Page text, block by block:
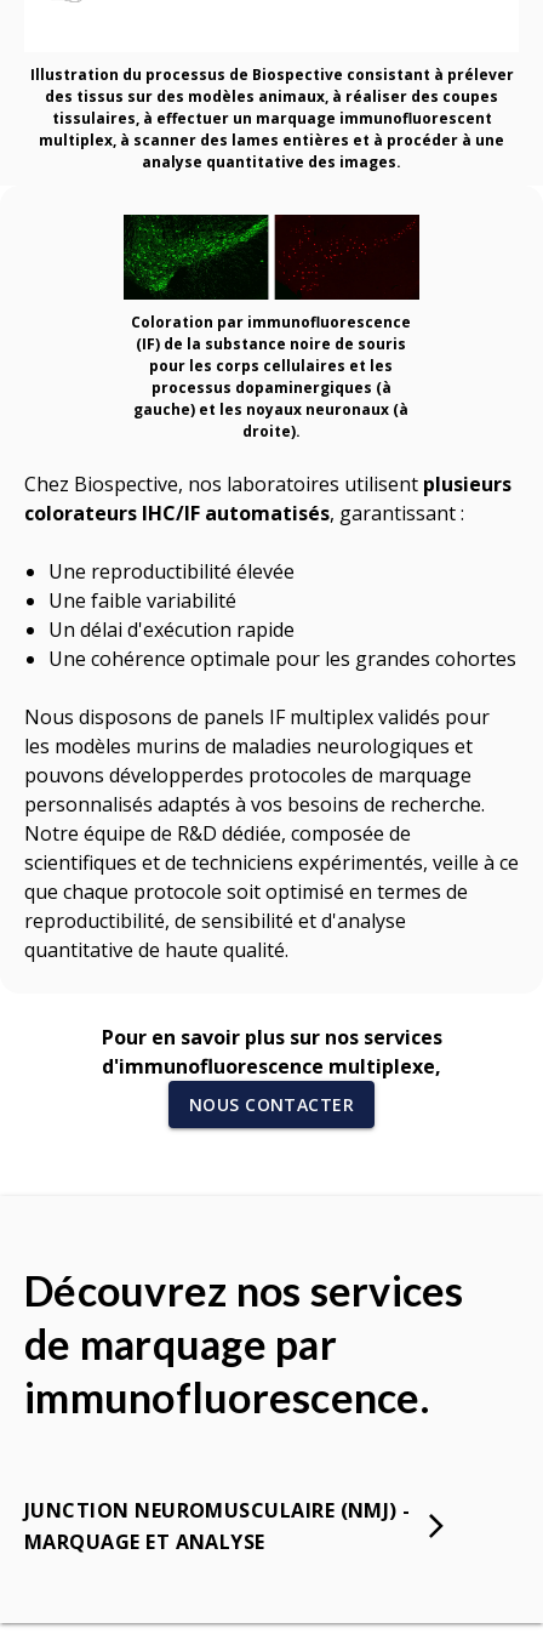
Illustration du processus de Biospective consistant à prélever
des tissus sur des modèles animaux, à réaliser des coupes
tissulaires, à effectuer un marquage immunofluorescent
multiplex, à scanner des lames entières et à procéder à une
analyse quantitative des images.
Coloration par immunofluorescence
(IF) de la substance noire de souris
pour les corps cellulaires et les
processus dopaminergiques (à
gauche) et les noyaux neuronaux (à
droite).
Chez Biospective, nos laboratoires utilisent plusieurs
colorateurs IHC/IF automatisés, garantissant :
Une reproductibilité élevée
Une faible variabilité
Un délai d'exécution rapide
Une cohérence optimale pour les grandes cohortes
Nous disposons de panels IF multiplex validés pour
les modèles murins de maladies neurologiques et
pouvons développerdes protocoles de marquage
personnalisés adaptés à vos besoins de recherche.
Notre équipe de R&D dédiée, composée de
scientifiques et de techniciens expérimentés, veille à ce
que chaque protocole soitoptimisé en termes de
reproductibilité, de sensibilité et d'analyse
quantitative de haute qualité.
Pour en savoir plus sur nos services
d'immunofluorescence multiplexe,
NOUS CONTACTER
Découvrez nos services
de marquage par
immunofluorescence.
JUNCTION NEUROMUSCULAIRE (NMJ) -
MARQUAGE ET ANALYSE